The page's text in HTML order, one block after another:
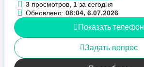
3 просмотров, 1 за сегодня
Обновлено: 08:04, 6.07.2026
Показать телефон
Задать вопрос